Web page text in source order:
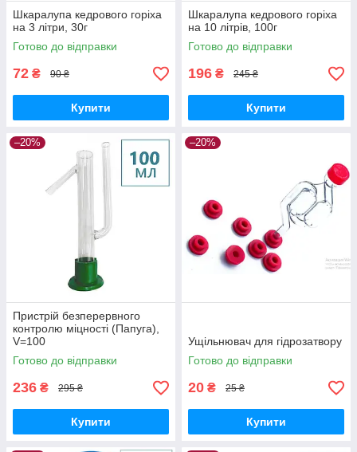
Шкаралупа кедрового горіха
на 3 літри, 30г
Готово до відправки
72 ₴ 90 ₴
Купити
Шкаралупа кедрового горіха
на 10 літрів, 100г
Готово до відправки
196 ₴ 245 ₴
Купити
–20%
Пристрій безперервного
контролю міцності (Папуга),
V=100
Готово до відправки
236 ₴ 295 ₴
Купити
–20%
Ущільнювач для гідрозатвору
Готово до відправки
20 ₴ 25 ₴
Купити